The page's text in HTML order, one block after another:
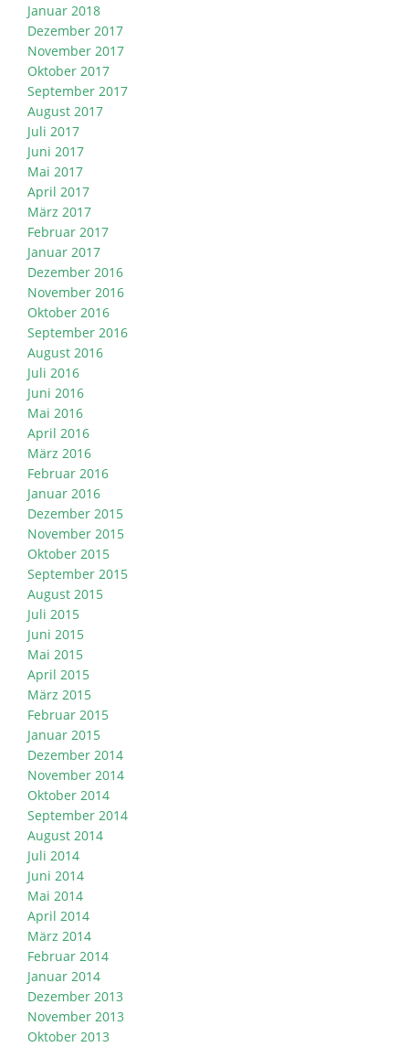
Januar 2018
Dezember 2017
November 2017
Oktober 2017
September 2017
August 2017
Juli 2017
Juni 2017
Mai 2017
April 2017
März 2017
Februar 2017
Januar 2017
Dezember 2016
November 2016
Oktober 2016
September 2016
August 2016
Juli 2016
Juni 2016
Mai 2016
April 2016
März 2016
Februar 2016
Januar 2016
Dezember 2015
November 2015
Oktober 2015
September 2015
August 2015
Juli 2015
Juni 2015
Mai 2015
April 2015
März 2015
Februar 2015
Januar 2015
Dezember 2014
November 2014
Oktober 2014
September 2014
August 2014
Juli 2014
Juni 2014
Mai 2014
April 2014
März 2014
Februar 2014
Januar 2014
Dezember 2013
November 2013
Oktober 2013